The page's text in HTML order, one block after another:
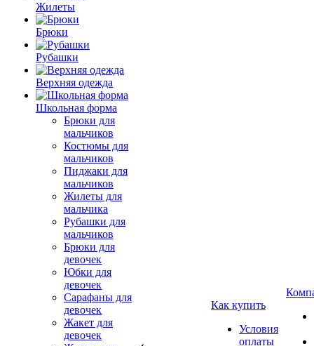
Жилеты
Брюки
Рубашки
Верхняя одежда
Школьная форма
Брюки для
мальчиков
Костюмы для
мальчиков
Пиджаки для
мальчиков
Жилеты для
мальчика
Рубашки для
мальчиков
Брюки для
девочек
Юбки для
девочек
Сарафаны для
девочек
Жакет для
девочек
Как купить
Условия
оплаты